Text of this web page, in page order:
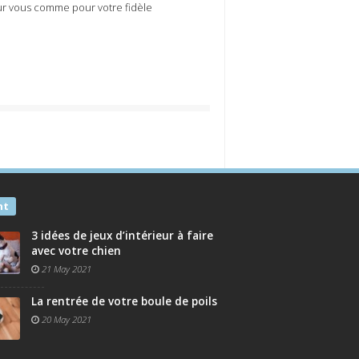
vous comme pour votre fidèle
3 idées de jeux d’intérieur à faire
avec votre chien
21 May 2021
La rentrée de votre boule de poils
20 May 2021